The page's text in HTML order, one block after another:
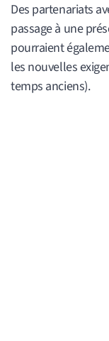
Des partenariats
passage à une
pourraient
les nouvelles
temps anciens).